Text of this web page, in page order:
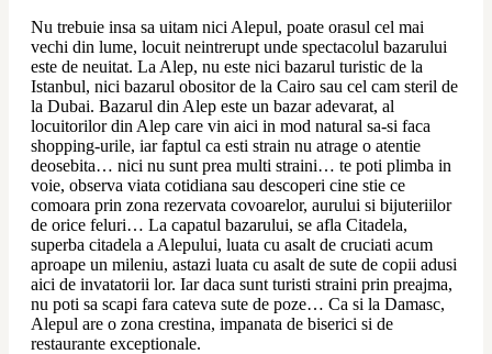
Nu trebuie insa sa uitam nici Alepul, poate orasul cel mai
vechi din lume, locuit neintrerupt unde spectacolul bazarului
este de neuitat. La Alep, nu este nici bazarul turistic de la
Istanbul, nici bazarul obositor de la Cairo sau cel cam steril de
la Dubai. Bazarul din Alep este un bazar adevarat, al
locuitorilor din Alep care vin aici in mod natural sa-si faca
shopping-urile, iar faptul ca esti strain nu atrage o atentie
deosebita… nici nu sunt prea multi straini… te poti plimba in
voie, observa viata cotidiana sau descoperi cine stie ce
comoara prin zona rezervata covoarelor, aurului si bijuteriilor
de orice feluri… La capatul bazarului, se afla Citadela,
superba citadela a Alepului, luata cu asalt de cruciati acum
aproape un mileniu, astazi luata cu asalt de sute de copii adusi
aici de invatatorii lor. Iar daca sunt turisti straini prin preajma,
nu poti sa scapi fara cateva sute de poze… Ca si la Damasc,
Alepul are o zona crestina, impanata de biserici si de
restaurante exceptionale.